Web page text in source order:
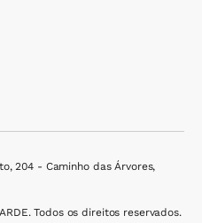
204 - Caminho das Árvores,
Todos os direitos reservados.